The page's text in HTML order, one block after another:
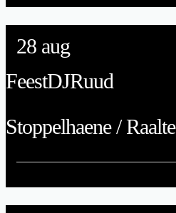
28 aug
FeestDJRuud
Stoppelhaene / Raalte